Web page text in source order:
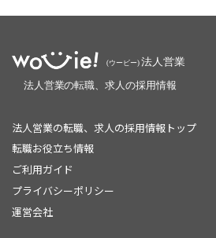
法人営業の転職、求人の採用情報トップ
転職お役立ち情報
ご利用ガイド
プライバシーポリシー
運営会社